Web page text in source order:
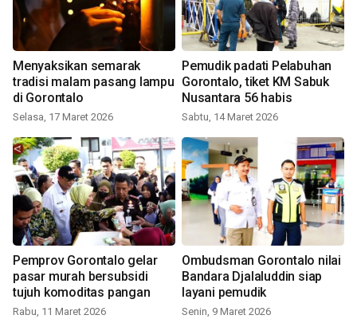
Menyaksikan semarak
tradisi malam pasang lampu
di Gorontalo
Selasa, 17 Maret 2026
Pemudik padati Pelabuhan
Gorontalo, tiket KM Sabuk
Nusantara 56 habis
Sabtu, 14 Maret 2026
Pemprov Gorontalo gelar
pasar murah bersubsidi
tujuh komoditas pangan
Rabu, 11 Maret 2026
Ombudsman Gorontalo nilai
Bandara Djalaluddin siap
layani pemudik
Senin, 9 Maret 2026